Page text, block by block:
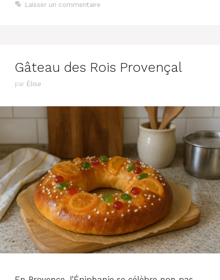
Laisser un commentaire
Gâteau des Rois Provençal
par Élise